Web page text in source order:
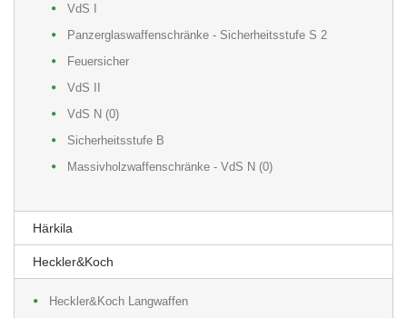
VdS I
Panzerglaswaffenschränke - Sicherheitsstufe S 2
Feuersicher
VdS II
VdS N (0)
Sicherheitsstufe B
Massivholzwaffenschränke - VdS N (0)
Härkila
Heckler&Koch
Heckler&Koch Langwaffen